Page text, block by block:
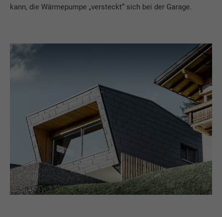
kann, die Wärmepumpe „versteckt“ sich bei der Garage.